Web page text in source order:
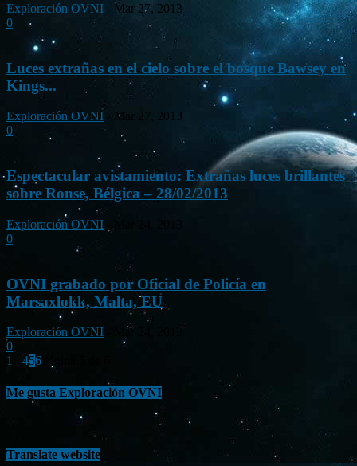
Exploración OVNI - Mar 27, 2013
0
Luces extrañas en el cielo sobre el bosque Bawsey en
Kings...
Exploración OVNI - Mar 27, 2013
0
Espectacular avistamiento: Extrañas luces brillantes
sobre Ronse, Bélgica – 28/02/2013
Exploración OVNI
0
OVNI grabado por Oficial de Policía en
Marsaxlokk, Malta, EU
Exploración OVNI
Mar 24, 2013
0
1
456
Me gusta Exploración OVNI
Translate website